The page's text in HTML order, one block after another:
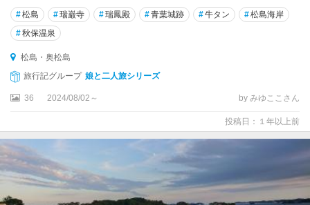
#松島 #瑞巌寺 #瑞鳳殿 #青葉城跡 #牛タン #松島海岸
#秋保温泉
松島・奥松島
旅行記グループ 娘と二人旅シリーズ
36 2024/08/02～ by みゆここさん
投稿日：１年以上前